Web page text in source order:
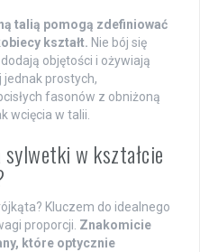
talią pomogą zdefiniować
kształt. Nie bój się
objętości i ożywiają
jednak prostych,
fasonów z obniżoną
wcięcia w talii.
w kształcie
Kluczem do idealnego
proporcji. Znakomicie
które optycznie